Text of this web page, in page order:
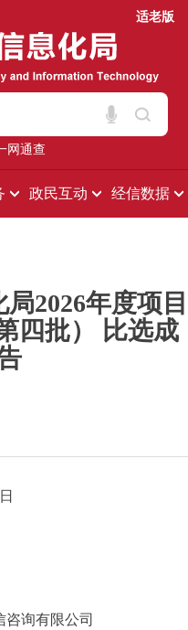
适老版
网通查
政民互动 经信数据
2026年度项目
四批） 比选成
询有限公司